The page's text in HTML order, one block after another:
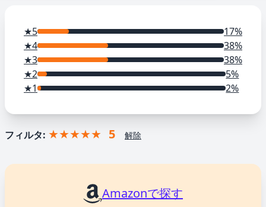
★5
17%
★4
38%
★3
38%
★2
5%
★1
2%
フィルタ: ★★★★★ 5 解除
Amazonで探す